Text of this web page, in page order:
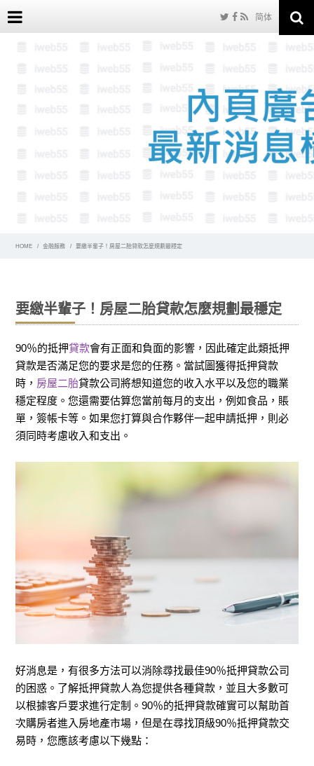
简体
HOME 金融服務 要繳半輩子！房屋二胎貸款怎麼規劃最穩定
要繳半輩子！房屋二胎貸款怎麼規劃最穩定
90％的抵押貸款會有正面和負面的影響，因此確定此類抵押
貸款是否滿足您的要求是您的任務。當試圖獲得抵押貸款
時， 房屋二胎貸款公司將想知道您的收入水平以及您的職業
穩定程度。您還需要估算您當前每月的支出，例如食品，賬
單，簽帳卡等。如果您打算與合作夥伴一起申請抵押，則必
須同時考慮收入和支出。
好消息是，有很多方法可以消除尋找最佳90％抵押貸款公司
的困惑。了解抵押貸款人為您提供各種貸款，並且大多數可
以根據客戶要求進行定制。90％的抵押貸款確實可以幫助首
次購房者進入房地產市場，但是在尋找頂級90％抵押貸款交
易時，您應該考慮以下幾點：